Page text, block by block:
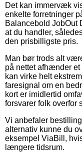
Det kan immervæk
enkelte forretninger
Balancebold JobOut
at du handler,
den prisbilligste pris.
Man bør trods alt
på nettet afhænder
kan virke helt
faresignal om en
kort er imidlertid
forsvarer folk overfor
Vi anbefaler
alternativ kunne du
eksempel ViaBill,
længere tidsrum.